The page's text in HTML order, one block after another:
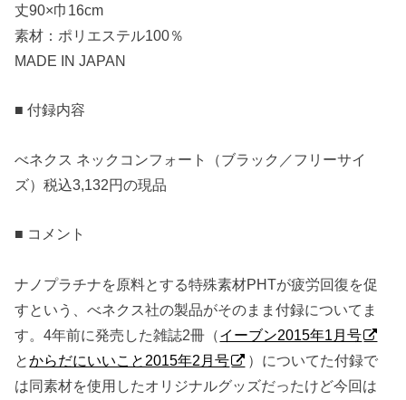
丈90×巾16cm
素材：ポリエステル100％
MADE IN JAPAN
■ 付録内容
べネクス ネックコンフォート（ブラック／フリーサイ
ズ）税込3,132円の現品
■ コメント
ナノプラチナを原料とする特殊素材PHTが疲労回復を促
すという、べネクス社の製品がそのまま付録についてま
す。4年前に発売した雑誌2冊（イーブン2015年1月号
とからだにいいこと2015年2月号
）についてた付録で
は同素材を使用したオリジナルグッズだったけど今回は